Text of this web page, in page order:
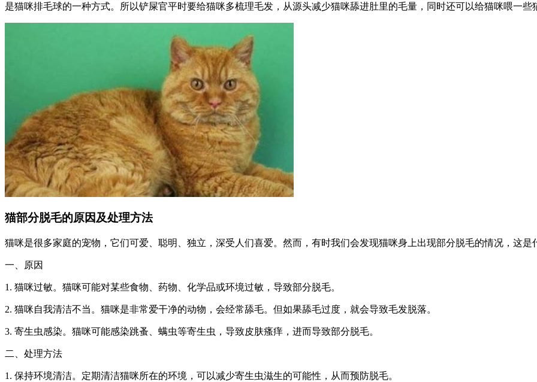
是猫咪排毛球的一种方式。所以铲屎官平时要给猫咪多梳理毛发，从源头减少猫咪舔进肚里的毛量，同时还可以给猫咪喂一些
猫部分脱毛的原因及处理方法
猫咪是很多家庭的宠物，它们可爱、聪明、独立，深受人们喜爱。然而，有时我们会发现猫咪身上出现部分脱毛的情况，这是
一、原因
1. 猫咪过敏。猫咪可能对某些食物、药物、化学品或环境过敏，导致部分脱毛。
2. 猫咪自我清洁不当。猫咪是非常爱干净的动物，会经常舔毛。但如果舔毛过度，就会导致毛发脱落。
3. 寄生虫感染。猫咪可能感染跳蚤、螨虫等寄生虫，导致皮肤瘙痒，进而导致部分脱毛。
二、处理方法
1. 保持环境清洁。定期清洁猫咪所在的环境，可以减少寄生虫滋生的可能性，从而预防脱毛。